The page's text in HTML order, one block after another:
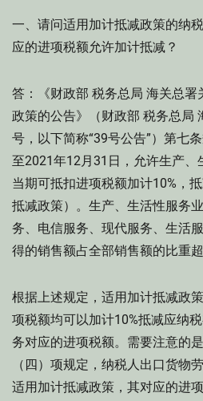
一、请问适用加计抵减政策的纳
应的进项税额允许加计抵减？
答：《财政部 税务总局 海关总署
政策的公告》（财政部 税务总局
号，以下简称“39号公告”）第七
至2021年12月31日，允许生产、
当期可抵扣进项税额加计10%，
抵减政策）。生产、生活性服务
务、电信服务、现代服务、生活
得的销售额占全部销售额的比重超
根据上述规定，适用加计抵减政
项税额均可以加计10%抵减应纳
务对应的进项税额。需要注意的
（四）项规定，纳税人出口货物
适用加计抵减政策，其对应的进